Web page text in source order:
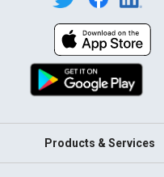
Products & Services